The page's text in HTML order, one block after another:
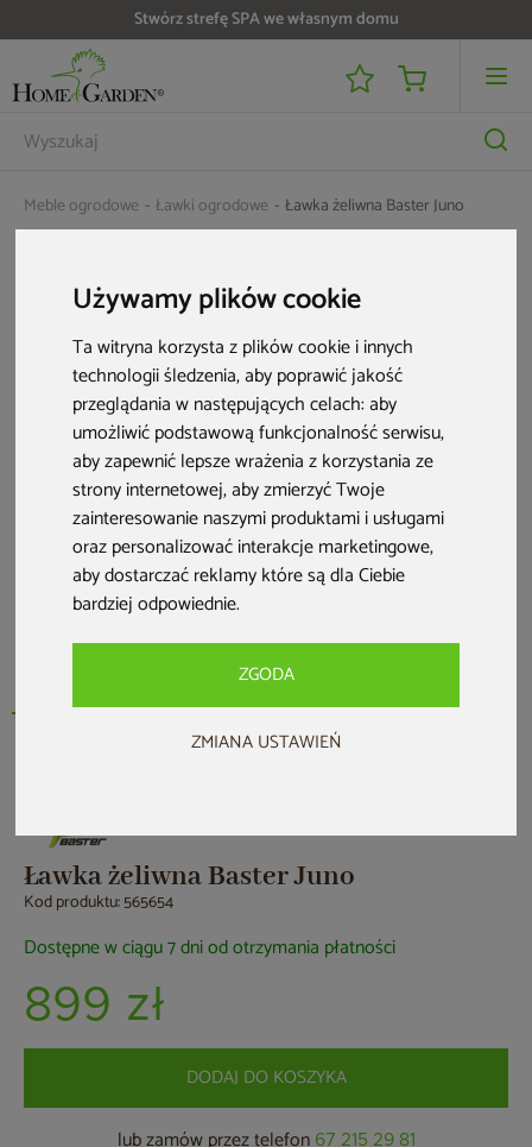
Używamy plików cookie
Ta witryna korzysta z plików cookie i innych
technologii śledzenia, aby poprawić jakość
przeglądania w następujących celach:aby
umożliwić podstawową funkcjonalność serwisu,
aby zapewnić lepsze wrażenia z korzystania ze
strony internetowej,aby zmierzyć Twoje
zainteresowanie naszymi produktami i usługami
oraz personalizować interakcje marketingowe,
aby dostarczać reklamy które są dla Ciebie
bardziej odpowiednie.
ZGODA
ZMIANA USTAWIEŃ
Stwórz strefę SPA we własnym domu
Meble ogrodowe Ławki ogrodowe Ławka żeliwna Baster Juno
Ławka żeliwna Baster Juno
Kod produktu: 565654
Dostępne w ciągu 7 dni od otrzymania płatności
899 zł
DODAJ DO KOSZYKA
67 215 29 81